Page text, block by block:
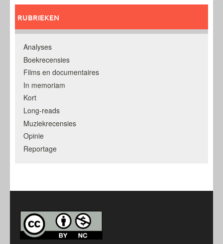
RUBRIEKEN
Analyses
Boekrecensies
Films en documentaires
In memoriam
Kort
Long-reads
Muziekrecensies
Opinie
Reportage